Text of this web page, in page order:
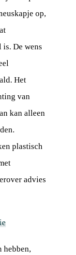
op,
is. De wens
Het
van
kan alleen
plastisch
advies
hebben,